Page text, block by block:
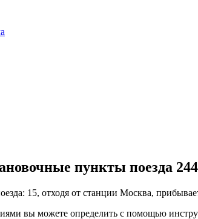
пункты поезда
15, отходя от станции Москва,
вы можете определить с помощью